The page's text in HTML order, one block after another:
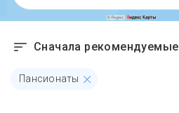
Сначала рекомендуемые
Пансионаты